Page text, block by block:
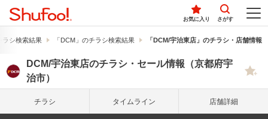
お気に入り さがす
ラシ検索結果 「DCM」のチラシ検索結果 「DCM/宇治東店」のチラシ・店舗情報
DCM/宇治東店のチラシ・セール情報（京都府宇
治市）
チラシ タイム ライン 店舗詳細